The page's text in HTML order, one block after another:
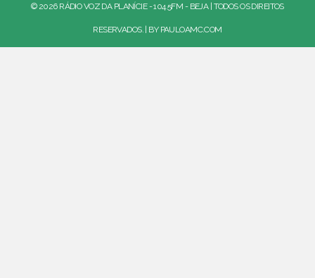
© 2026 RÁDIO VOZ DA PLANÍCIE - 104.5FM - BEJA | TODOS OS DIREITOS
RESERVADOS. | BY PAULOAMC.COM